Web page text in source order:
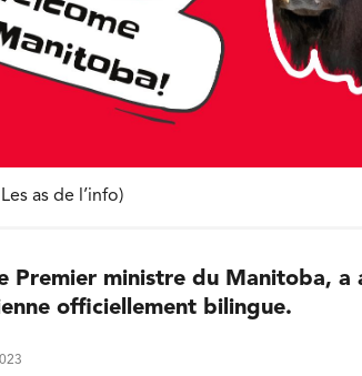
as de l’info)
Premier ministre du Manitoba, a
officiellement bilingue.